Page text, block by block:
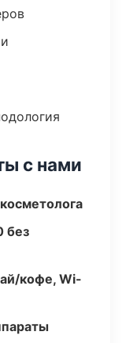
с нами
без
кофе, Wi-